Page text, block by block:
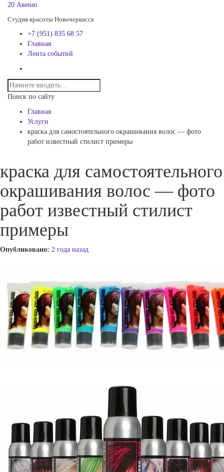
20 Авеню
Студия красоты Новочеркасск
+7 (951) 835 68 57
Главная
Лента событий
Поиск по сайту
Главная
Услуги
краска для самостоятельного окрашивания волос — фото
работ известный стилист примеры
краска для самостоятельного
окрашивания волос — фото
работ известный стилист
примеры
Опубликовано: 2 года назад